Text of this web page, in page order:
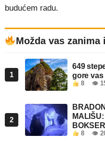
budućem radu.
Možda vas zanima
1
649
gore
8 👁
2
8 👁